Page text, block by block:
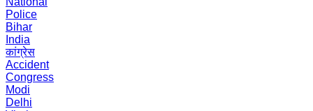
Police
Bihar
India
कांग्रेस
Accident
Congress
Modi
Delhi